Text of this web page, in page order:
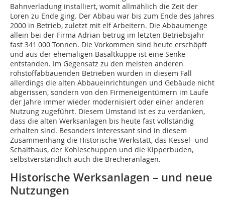
Bahnverladung installiert, womit allmählich die Zeit der
Loren zu Ende ging. Der Abbau war bis zum Ende des Jahres
2000 in Betrieb, zuletzt mit elf Arbeitern. Die Abbaumenge
allein bei der Firma Adrian betrug im letzten Betriebsjahr
fast 341 000 Tonnen. Die Vorkommen sind heute erschöpft
und aus der ehemaligen Basaltkuppe ist eine Senke
entstanden. Im Gegensatz zu den meisten anderen
rohstoffabbauenden Betrieben wurden in diesem Fall
allerdings die alten Abbaueinrichtungen und Gebäude nicht
abgerissen, sondern von den Firmeneigentümern im Laufe
der Jahre immer wieder modernisiert oder einer anderen
Nutzung zugeführt. Diesem Umstand ist es zu verdanken,
dass die alten Werksanlagen bis heute fast vollständig
erhalten sind. Besonders interessant sind in diesem
Zusammenhang die Historische Werkstatt, das Kessel- und
Schalthaus, der Kohleschuppen und die Kipperbuden,
selbstverständlich auch die Brecheranlagen.
Historische Werksanlagen – und neue
Nutzungen